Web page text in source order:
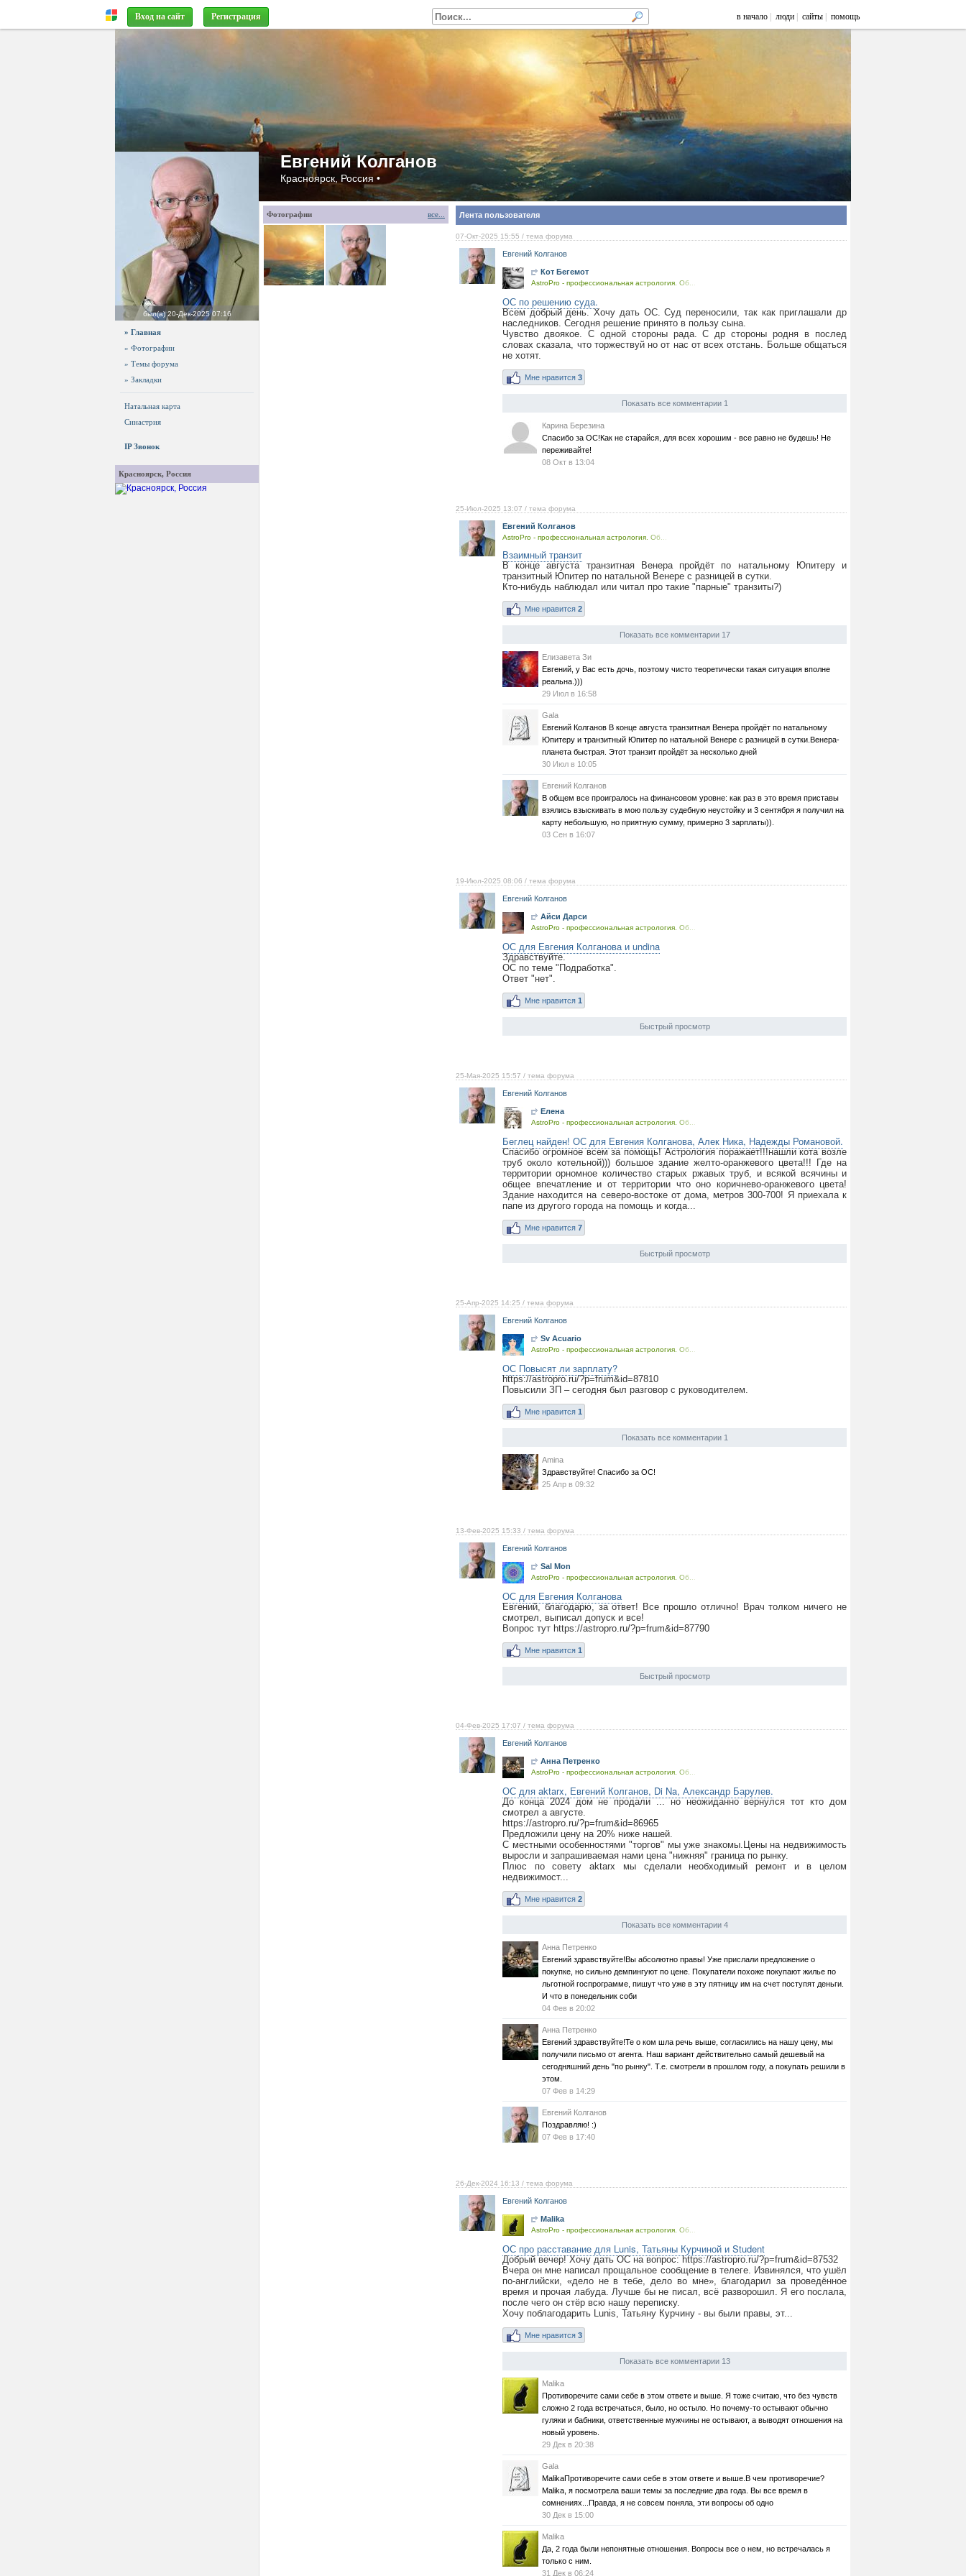
Вход на сайт Регистрация в начало люди сайты помощь
Евгений Колганов
Красноярск, Россия •
был(а)20-Дек-2025 07:16
» Главная
» Фотографии
» Темы форума
» Закладки
Натальная карта
Синастрия
IP Звонок
Красноярск, Россия
все...
Фотографии Лента пользователя
07-Окт-2025 15:55 / тема форума
Евгений Колганов
Кот Бегемот
AstroPro - профессиональная астрология. Об...
ОС по решению суда.
Всем добрый день. Хочу дать ОС. Суд переносили, так как приглашали др
наследников. Сегодня решение принято в пользу сына.
Чувство двоякое. С одной стороны рада. С др стороны родня в послед
словах сказала, что торжествуй но от нас от всех отстань. Больше общаться
не хотят.
Мне нравится 3
Показать все комментарии 1
Карина Березина
Спасибо за ОС!Как не старайся, для всех хорошим - все равно не будешь! Не
переживайте!
08 Окт в 13:04
25-Июл-2025 13:07 / тема форума
Евгений Колганов
AstroPro - профессиональная астрология. Об...
Взаимный транзит
В конце августа транзитная Венера пройдёт по натальному Юпитеру и
транзитный Юпитер по натальной Венере с разницей в сутки.
Кто-нибудь наблюдал или читал про такие "парные" транзиты?)
Мне нравится 2
Показать все комментарии 17
Елизавета Зи
Евгений, у Вас есть дочь, поэтому чисто теоретически такая ситуация вполне
реальна.)))
29 Июл в 16:58
Gala
Евгений Колганов В конце августа транзитная Венера пройдёт по натальному
Юпитеру и транзитный Юпитер по натальной Венере с разницей в сутки.Венера-
планета быстрая. Этот транзит пройдёт за несколько дней
30 Июл в 10:05
Евгений Колганов
В общем все проигралось на финансовом уровне: как раз в это время приставы
взялись взыскивать в мою пользу судебную неустойку и 3 сентября я получил на
карту небольшую, но приятную сумму, примерно 3 зарплаты)).
03 Сен в 16:07
19-Июл-2025 08:06 / тема форума
Евгений Колганов
Айси Дарси
AstroPro - профессиональная астрология. Об...
ОС для Евгения Колганова и undina
Здравствуйте.
ОС по теме "Подработка".
Ответ "нет".
Мне нравится 1
Быстрый просмотр
25-Мая-2025 15:57 / тема форума
Евгений Колганов
Елена
AstroPro - профессиональная астрология. Об...
Беглец найден! ОС для Евгения Колганова, Алек Ника, Надежды Романовой.
Спасибо огромное всем за помощь! Астрология поражает!!!нашли кота возле
труб около котельной))) большое здание желто-оранжевого цвета!!! Где на
территории орномное количество старых ржавых труб, и всякой всячины и
общее впечатление и от территории что оно коричнево-оранжевого цвета!
Здание находится на северо-востоке от дома, метров 300-700! Я приехала к
папе из другого города на помощь и когда...
Мне нравится 7
Быстрый просмотр
25-Апр-2025 14:25 / тема форума
Евгений Колганов
Sv Acuario
AstroPro - профессиональная астрология. Об...
ОС Повысят ли зарплату?
https://astropro.ru/?p=frum&id=87810
Повысили ЗП – сегодня был разговор с руководителем.
Мне нравится 1
Показать все комментарии 1
Amina
Здравствуйте! Спасибо за ОС!
25 Апр в 09:32
13-Фев-2025 15:33 / тема форума
Евгений Колганов
Sal Mon
AstroPro - профессиональная астрология. Об...
ОС для Евгения Колганова
Евгений, благодарю, за ответ! Все прошло отлично! Врач толком ничего не
смотрел, выписал допуск и все!
Вопрос тут https://astropro.ru/?p=frum&id=87790
Мне нравится 1
Быстрый просмотр
04-Фев-2025 17:07 / тема форума
Евгений Колганов
Анна Петренко
AstroPro - профессиональная астрология. Об...
ОС для aktarx, Евгений Колганов, Di Na, Александр Барулев.
До конца 2024 дом не продали ... но неожиданно вернулся тот кто дом
смотрел а августе.
https://astropro.ru/?p=frum&id=86965
Предложили цену на 20% ниже нашей.
С местными особенностями "торгов" мы уже знакомы.Цены на недвижимость
выросли и запрашиваемая нами цена "нижняя" граница по рынку.
Плюс по совету aktarx мы сделали необходимый ремонт и в целом
недвижимост...
Мне нравится 2
Показать все комментарии 4
Анна Петренко
Евгений здравствуйте!Вы абсолютно правы! Уже прислали предложение о
покупке, но сильно демпингуют по цене. Покупатели похоже покупают жилье по
льготной госпрограмме, пишут что уже в эту пятницу им на счет поступят деньги.
И что в понедельник соби
04 Фев в 20:02
Анна Петренко
Евгений здравствуйте!Те о ком шла речь выше, согласились на нашу цену, мы
получили письмо от агента. Наш вариант действительно самый дешевый на
сегодняшний день "по рынку". Т.е. смотрели в прошлом году, а покупать решили в
этом.
07 Фев в 14:29
Евгений Колганов
Поздравляю! :)
07 Фев в 17:40
26-Дек-2024 16:13 / тема форума
Евгений Колганов
Malika
AstroPro - профессиональная астрология. Об...
ОС про расставание для Lunis, Татьяны Курчиной и Student
Добрый вечер! Хочу дать ОС на вопрос: https://astropro.ru/?p=frum&id=87532
Вчера он мне написал прощальное сообщение в телеге. Извинялся, что ушёл
по-английски, «дело не в тебе, дело во мне», благодарил за проведённое
время и прочая лабуда. Лучше бы не писал, всё разворошил. Я его послала,
после чего он стёр всю нашу переписку.
Хочу поблагодарить Lunis, Татьяну Курчину - вы были правы, эт...
Мне нравится 3
Показать все комментарии 13
Malika
Противоречите сами себе в этом ответе и выше. Я тоже считаю, что без чувств
сложно 2 года встречаться, было, но остыло. Но почему-то остывают обычно
гуляки и бабники, ответственные мужчины не остывают, а выводят отношения на
новый уровень.
29 Дек в 20:38
Gala
MalikaПротиворечите сами себе в этом ответе и выше.В чем противоречие?
Malika, я посмотрела ваши темы за последние два года. Вы все время в
сомнениях...Правда, я не совсем поняла, эти вопросы об одно
30 Дек в 15:00
Malika
Да, 2 года были непонятные отношения. Вопросы все о нем, но встречалась я
только с ним.
31 Дек в 06:24